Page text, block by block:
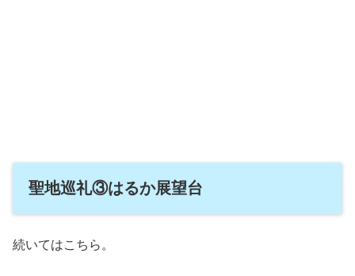
聖地巡礼③はるか展望台
続いてはこちら。